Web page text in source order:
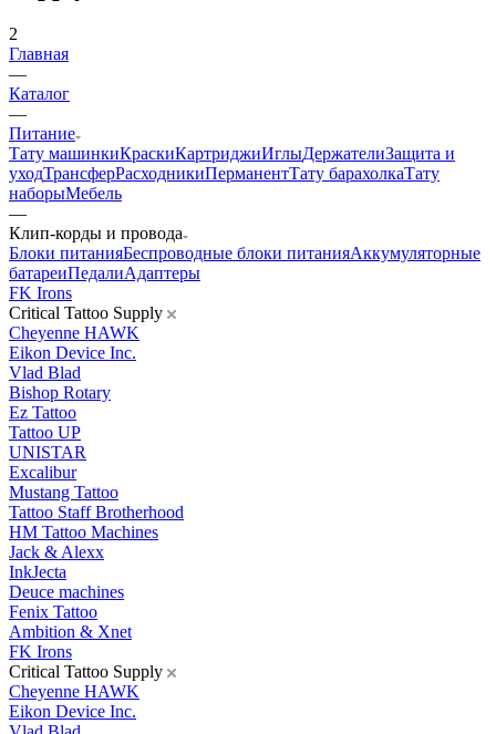
2
Главная
—
Каталог
—
Питание
Тату машинкиКраскиКартриджиИглыДержателиЗащита и
уходТрансферРасходникиПерманентТату барахолкаТату
наборыМебель
—
Клип-корды и провода
Блоки питанияБеспроводные блоки питанияАккумуляторные
батареиПедалиАдаптеры
FK Irons
Critical Tattoo Supply
Cheyenne HAWK
Eikon Device Inc.
Vlad Blad
Bishop Rotary
Ez Tattoo
Tattoo UP
UNISTAR
Excalibur
Mustang Tattoo
Tattoo Staff Brotherhood
HM Tattoo Machines
Jack & Alexx
InkJecta
Deuce machines
Fenix Tattoo
Ambition & Xnet
FK Irons
Critical Tattoo Supply
Cheyenne HAWK
Eikon Device Inc.